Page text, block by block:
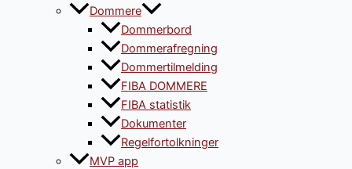
Dommere
Dommerbord
Dommerafregning
Dommertilmelding
FIBA DOMMERE
FIBA statistik
Dokumenter
Regelfortolkninger
MVP app